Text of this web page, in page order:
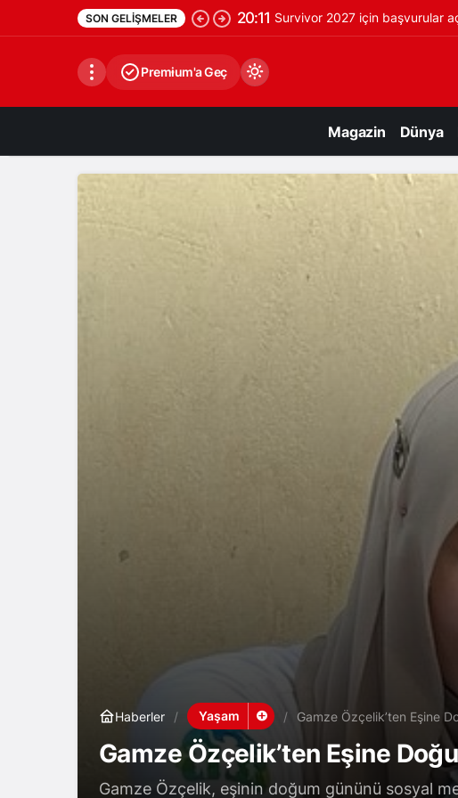
SON GELIŞMELER 20:11 Survivor 2027 için başvurular
Premium'a Geç
Gündüz modunu seçin.
Gece modunu seçin.
Magazin Dünya
Haberler Yaşam Gamze Özçelik’ten Eşine
Gamze Özçelik’ten Eşine
Gamze Özçelik, eşinin doğum gününü sosyal